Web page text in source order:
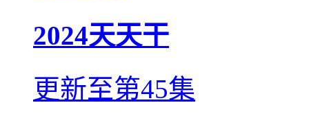
2024天天干
更新至第45集